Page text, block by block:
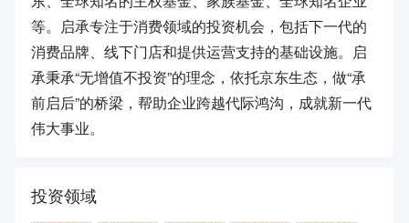
等。启承专注于消费领域的投资机会，包括下一代的
消费品牌、线下门店和提供运营支持的基础设施。启
承秉承“无增值不投资”的理念，依托京东生态，做“承
前启后”的桥梁，帮助企业跨越代际鸿沟，成就新一代
伟大事业。
投资领域